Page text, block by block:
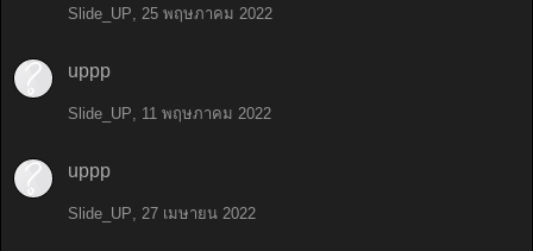
Slide_UP, 25 พฤษภาคม 2022
uppp
Slide_UP, 11 พฤษภาคม 2022
uppp
Slide_UP, 27 เมษายน 2022